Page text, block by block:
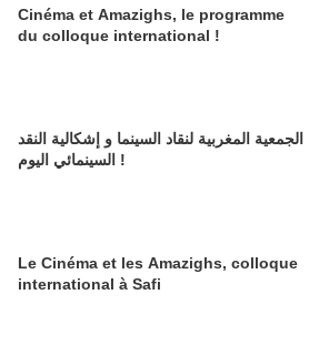
Cinéma et Amazighs, le programme
du colloque international !
الجمعية المغربية لنقاد السينما و إشكالية النقد
السينمائي اليوم !
Le Cinéma et les Amazighs, colloque
international à Safi